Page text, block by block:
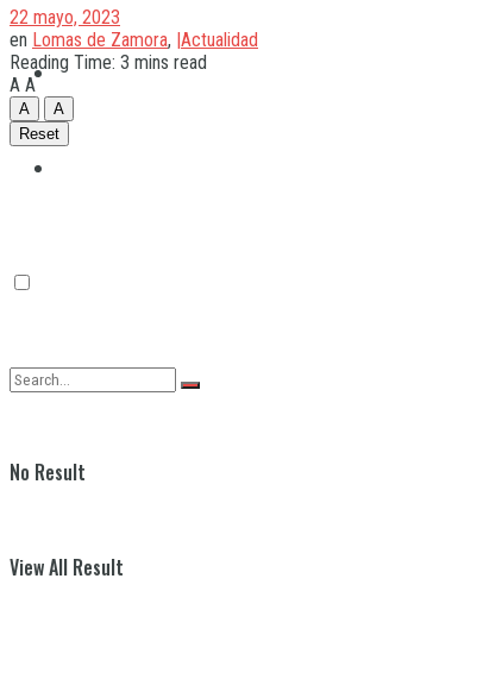
Quilmes
No Result
View All Result
22 mayo, 2023
en Lomas de Zamora, |Actualidad
Reading Time: 3 mins read
A A
A
A
Reset